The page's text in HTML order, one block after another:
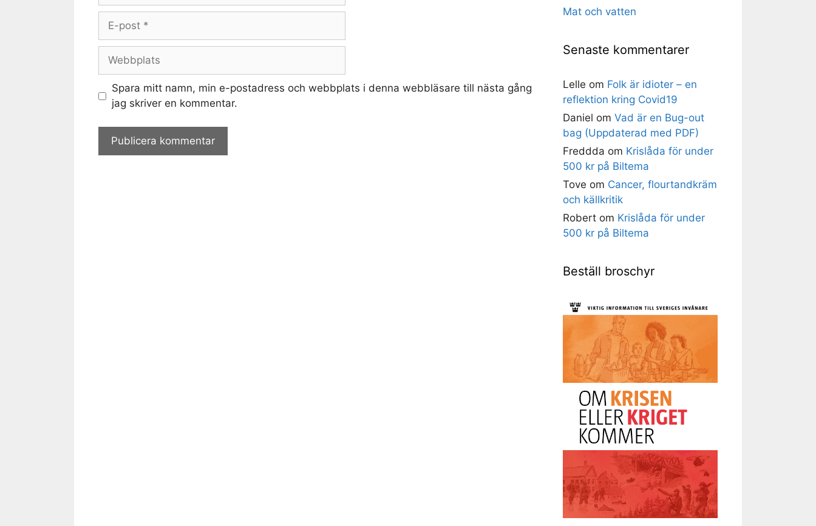
Webbplats
Spara mitt namn, min e-postadress och webbplats i denna webbläsare till nästa gång
jag skriver en kommentar.
Mat och vatten
Senaste kommentarer
Lelle om Folk är idioter – en
reflektion kring Covid19
Daniel om Vad är en Bug-out
bag (Uppdaterad med PDF)
Freddda om Krislåda för under
500 kr på Biltema
Tove om Cancer, flourtandkräm
och källkritik
Robert om Krislåda för under
500 kr på Biltema
Beställ broschyr